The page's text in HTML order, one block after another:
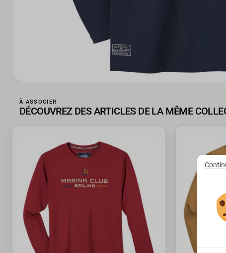
À ASSOCIER
DÉCOUVREZ DES ARTICLES DE LA MÊME